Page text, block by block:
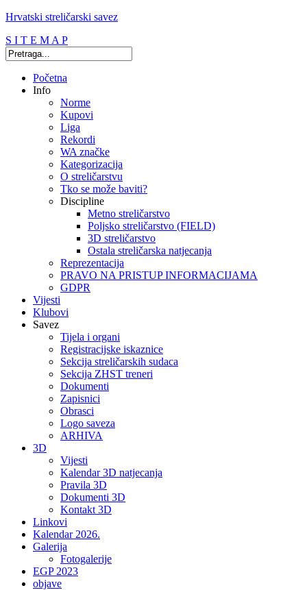
Hrvatski streličarski savez
S I T E M A P
Početna
Info
Norme
Kupovi
Liga
Rekordi
WA značke
Kategorizacija
O streličarstvu
Tko se može baviti?
Discipline
Metno streličarstvo
Poljsko streličarstvo (FIELD)
3D streličarstvo
Ostala streličarska natjecanja
Reprezentacija
PRAVO NA PRISTUP INFORMACIJAMA
GDPR
Vijesti
Klubovi
Savez
Tijela i organi
Registracijske iskaznice
Sekcija streličarskih sudaca
Sekcija ZHST treneri
Dokumenti
Zapisnici
Obrasci
Logo saveza
ARHIVA
3D
Vijesti
Kalendar 3D natjecanja
Pravila 3D
Dokumenti 3D
Kontakt 3D
Linkovi
Kalendar 2026.
Galerija
Fotogalerije
EGP 2023
objave